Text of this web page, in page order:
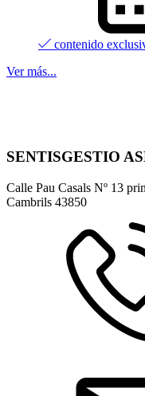
contenido
Ver más...
SENTISGESTIO
Calle Pau Casals Nº 13
Cambrils 43850